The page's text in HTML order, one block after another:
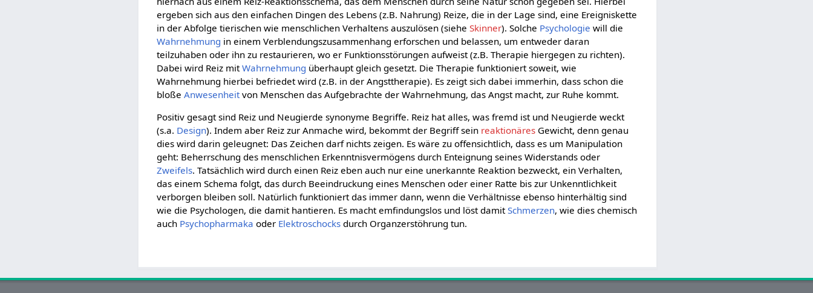
ergeben sich aus den einfachen Dingen des Lebens (z.B. Nahrung) Reize, die in der Lage sind, eine Ereigniskette
in der Abfolge tierischen wie menschlichen Verhaltens auszulösen (sieheSkinner). Solche Psychologie will die
Wahrnehmung in einem Verblendungszusammenhang erforschen und belassen, um entweder daran
teilzuhaben oder ihn zu restaurieren, wo er Funktionsstörungen aufweist (z.B. Therapie hiergegen zu richten).
Dabei wird Reiz mitWahrnehmung überhaupt gleich gesetzt. Die Therapie funktioniert soweit, wie
Wahrnehmung hierbei befriedet wird (z.B. in der Angsttherapie). Es zeigt sich dabei immerhin, dass schon die
bloßeAnwesenheit von Menschen das Aufgebrachte der Wahrnehmung, das Angst macht, zur Ruhe kommt.
Positiv gesagt sind Reiz und Neugierde synonyme Begriffe. Reiz hat alles, was fremd ist und Neugierde weckt
(s.a. Design). Indem aber Reiz zur Anmache wird, bekommt der Begriff sein reaktionäres Gewicht, denn genau
dies wird darin geleugnet: Das Zeichen darf nichts zeigen. Es wäre zu offensichtlich, dass es um Manipulation
geht: Beherrschung des menschlichen Erkenntnisvermögens durch Enteignung seines Widerstands oder
Zweifels. Tatsächlich wird durch einen Reiz eben auch nur eine unerkannte Reaktion bezweckt, ein Verhalten,
das einem Schema folgt, das durch Beeindruckung eines Menschen oder einer Ratte bis zur Unkenntlichkeit
verborgen bleiben soll. Natürlich funktioniert das immer dann, wenn die Verhältnisse ebenso hinterhältig sind
wie die Psychologen, die damit hantieren. Es macht emfindungslos und löst damitSchmerzen, wie dies chemisch
auch Psychopharmaka oder Elektroschocks durch Organzerstöhrung tun.